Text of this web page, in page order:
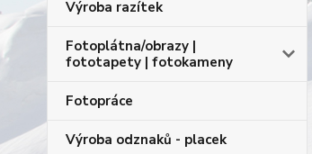
Výroba razítek
Fotoplátna/obrazy |
fototapety | fotokameny
Fotopráce
Výroba odznaků - placek